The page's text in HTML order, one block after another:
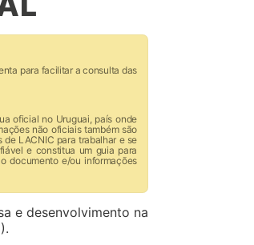
para facilitar a consulta das
oficial no Uruguai, país onde
não oficiais também são
de LACNIC para trabalhar e se
e constitua um guia para
documento e/ou informações
e desenvolvimento na